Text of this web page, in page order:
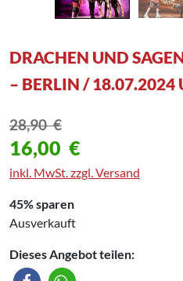
DRACHEN UND
– BERLIN / 18.07.2024
28,90€
16,00 €
inkl. MwSt. zzgl. Versand
45% sparen
Ausverkauft
Dieses Angebot teilen: